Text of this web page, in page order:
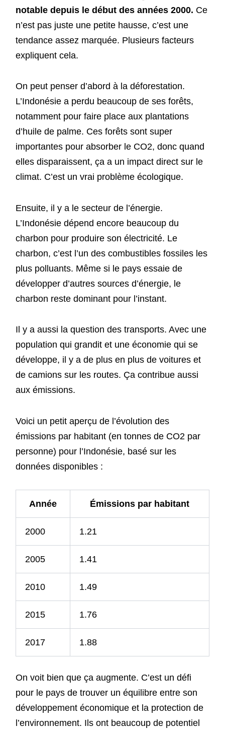
notable depuis le début des années 2000. Ce
n’est pas juste une petite hausse, c’est une
tendance assez marquée. Plusieurs facteurs
expliquent cela.
On peut penser d’abord à la déforestation.
L’Indonésie a perdu beaucoup de ses forêts,
notamment pour faire place aux plantations
d’huile de palme. Ces forêts sont super
importantes pour absorber le CO2, donc quand
elles disparaissent, ça a un impact direct sur le
climat. C’est un vrai problème écologique.
Ensuite, il y a le secteur de l’énergie.
L’Indonésie dépend encore beaucoup du
charbon pour produire son électricité. Le
charbon, c’est l’un des combustibles fossiles les
plus polluants. Même si le pays essaie de
développer d’autres sources d’énergie, le
charbon reste dominant pour l’instant.
Il y a aussi la question des transports. Avec une
population qui grandit et une économie qui se
développe, il y a de plus en plus de voitures et
de camions sur les routes. Ça contribue aussi
aux émissions.
Voici un petit aperçu de l’évolution des
émissions par habitant (en tonnes de CO2 par
personne) pour l’Indonésie, basé sur les
données disponibles :
Année Émissions par habitant
2000 1.21
2005 1.41
2010 1.49
2015 1.76
2017 1.88
On voit bien que ça augmente. C’est un défi
pour le pays de trouver un équilibre entre son
développement économique et la protection de
l’environnement. Ils ont beaucoup de potentiel